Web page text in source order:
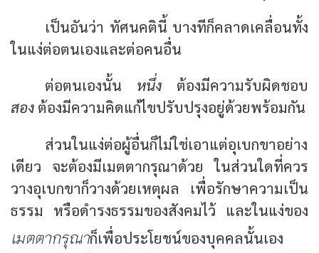
เป็นอันว่า ทัศนคตินี้ บางทีก็คลาดเคลื่อนทั้ง
ในแง่ต่อตนเองและต่อคนอื่น
ต่อตนเองนั้น หนึ่ง ต้องมีความรับผิดชอบ
สอง ต้องมีความคิดแก้ไขปรับปรุงอยู่ด้วยพร้อมกัน
ส่วนในแง่ต่อผู้อื่นก็ไม่ใช่เอาแต่อุเบกขาอย่าง
เดียว จะต้องมีเมตตากรุณาด้วย ในส่วนใดที่ควร
วางอุเบกขาก็วางด้วยเหตุผล เพื่อรักษาความเป็น
ธรรม หรือดำรงธรรมของสังคมไว้ และในแง่ของ
เมตตากรุณาก็เพื่อประโยชน์ของบุคคลนั้นเอง